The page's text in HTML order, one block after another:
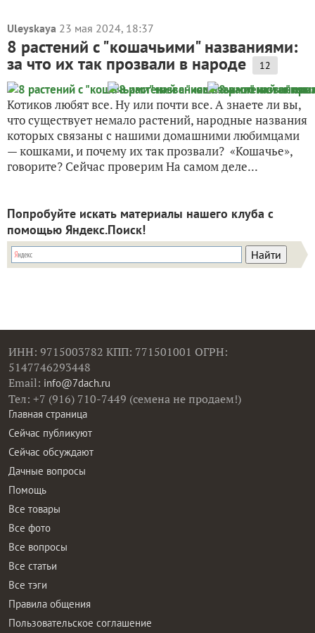
Uleyskaya 23 мая 2024, 18:37
8 растений с "кошачьими" названиями:
за что их так прозвали в народе 12
Котиков любят все. Ну или почти все. А знаете ли вы,
что существует немало растений, народные названия
которых связаны с нашими домашними любимцами
— кошками, и почему их так прозвали? «Кошачье»,
говорите? Сейчас проверим На самом деле...
Попробуйте искать материалы нашего клуба с
помощью Яндекс.Поиск!
ИНН: 9715003782 КПП: 771501001 ОГРН:
5147746293448
Email: info@7dach.ru
Тел: +7 (916) 710-7449 (семена не продаем!)
Главная страница
Сейчас публикуют
Сейчас обсуждают
Дачные вопросы
Помощь
Все товары
Все фото
Все вопросы
Все статьи
Все тэги
Правила общения
Пользовательское соглашение